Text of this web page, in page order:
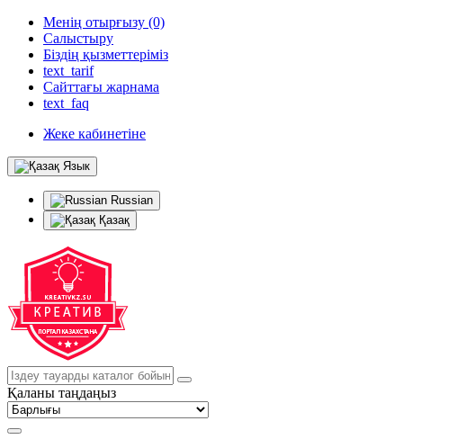
Менің отырғызу (0)
Салыстыру
Біздің қызметтеріміз
text_tarif
Сайттағы жарнама
text_faq
Жеке кабинетіне
Язык
Russian
Қазақ
Қаланы таңдаңыз